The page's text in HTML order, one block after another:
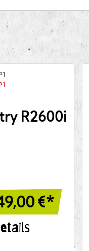
R2600i
€*